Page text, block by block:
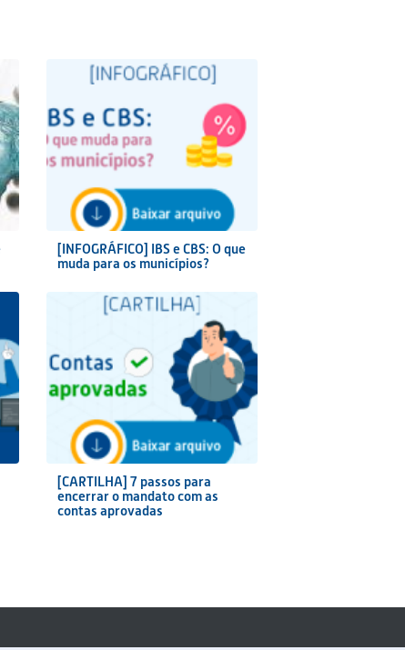
[INFOGRÁFICO] IBS e CBS: O que
muda para os municípios?
[CARTILHA] 7 passos para
encerrar o mandato com as
contas aprovadas